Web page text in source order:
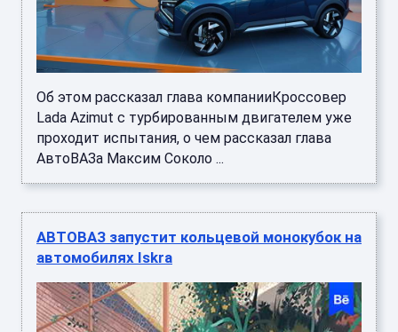
Об этом рассказал глава компанииКроссовер
Lada Azimut с турбированным двигателем уже
проходит испытания, о чем рассказал глава
АвтоВАЗа Максим Соколо ...
АВТОВАЗ запустит кольцевой монокубок на
автомобилях Iskra